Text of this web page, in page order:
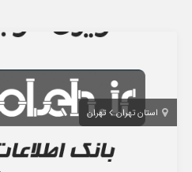
استان تهران تهران